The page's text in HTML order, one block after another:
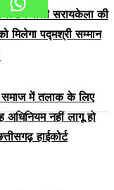
लगाने वाली सरायकेला की
मिलेगा पद्मश्री सम्मान
समाज में तलाक के लिए
अधिनियम नहीं लागू हो
हाईकोर्ट